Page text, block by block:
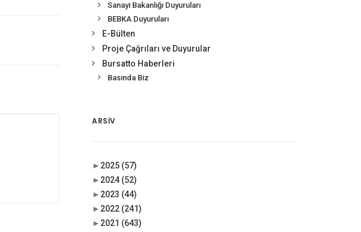
Sanayi Bakanlığı Duyuruları
BEBKA Duyuruları
E-Bülten
Proje Çağrıları ve Duyurular
Bursatto Haberleri
Basında Biz
ARSIV
► 2025 (57)
► 2024 (52)
► 2023 (44)
► 2022 (241)
► 2021 (643)